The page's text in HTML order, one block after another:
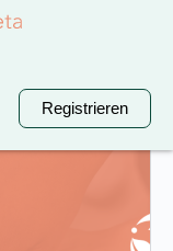
Registrieren